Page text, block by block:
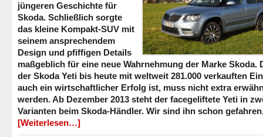
jüngeren Geschichte für
Skoda. Schließlich sorgte
das kleine Kompakt-SUV mit
seinem ansprechendem
Design und pfiffigen Details
maßgeblich für eine neue Wahrnehmung der Marke Skoda.
der Skoda Yeti bis heute mit weltweit 281.000 verkauften
auch ein wirtschaftlicher Erfolg ist, muss nicht extra
werden. Ab Dezember 2013 steht der facegeliftete Yeti in
Varianten beim Skoda-Händler. Wir sind ihn schon
[Weiterlesen…]